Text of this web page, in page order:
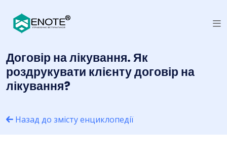
Договір на лікування. Як
роздрукувати клієнту договір на
лікування?
Назад до змісту енциклопедії